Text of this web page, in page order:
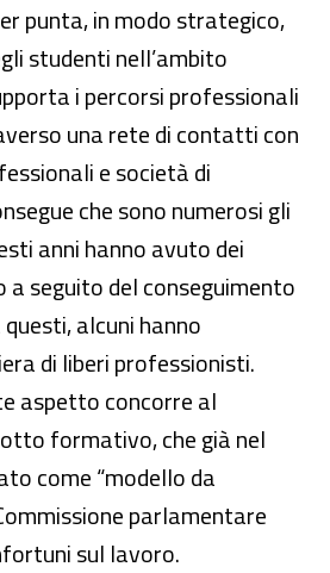
punta, in modo strategico,
studenti nell’ambito
i percorsi professionali
una rete di contatti con
e società di
che sono numerosi gli
anni hanno avuto dei
seguito del conseguimento
alcuni hanno
di liberi professionisti.
aspetto concorre al
formativo, che già nel
come “modello da
parlamentare
sul lavoro.